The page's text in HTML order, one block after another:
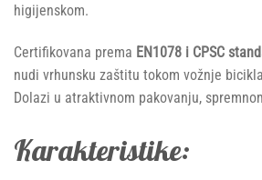
higijenskom.
Certifikovana prema EN1078 i CPSC
nudi vrhunsku zaštitu tokom vožnje
Dolazi u atraktivnom pakovanju,
Karakteristike: